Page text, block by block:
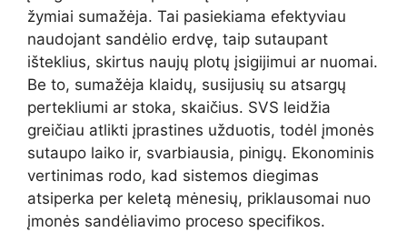
žymiai sumažėja. Tai pasiekiama efektyviau
naudojant sandėlio erdvę, taip sutaupant
išteklius, skirtus naujų plotų įsigijimui ar nuomai.
Be to, sumažėja klaidų, susijusių su atsargų
pertekliumi ar stoka, skaičius. SVS leidžia
greičiau atlikti įprastines užduotis, todėl įmonės
sutaupo laiko ir, svarbiausia, pinigų. Ekonominis
vertinimas rodo, kad sistemos diegimas
atsiperka per keletą mėnesių, priklausomai nuo
įmonės sandėliavimo proceso specifikos.